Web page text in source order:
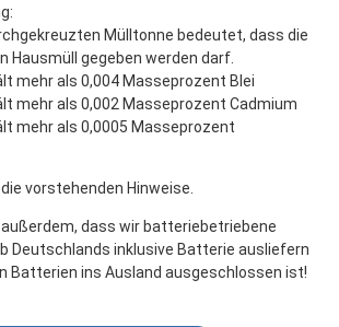
Mülltonne bedeutet, dass die
Hausmüll gegeben werden darf.
mehr als 0,004 Masseprozent Blei
mehr als 0,002 Masseprozent Cadmium
mehr als 0,0005 Masseprozent
vorstehenden Hinweise.
dass wir batteriebetriebene
Deutschlands inklusive Batterie ausliefern
Batterien ins Ausland ausgeschlossen ist!